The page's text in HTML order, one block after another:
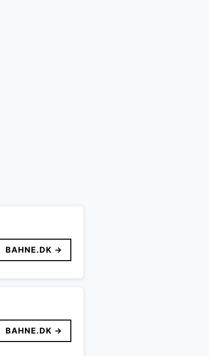
BAHNE.DK →
BAHNE.DK →